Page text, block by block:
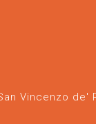
Vincenzo de'